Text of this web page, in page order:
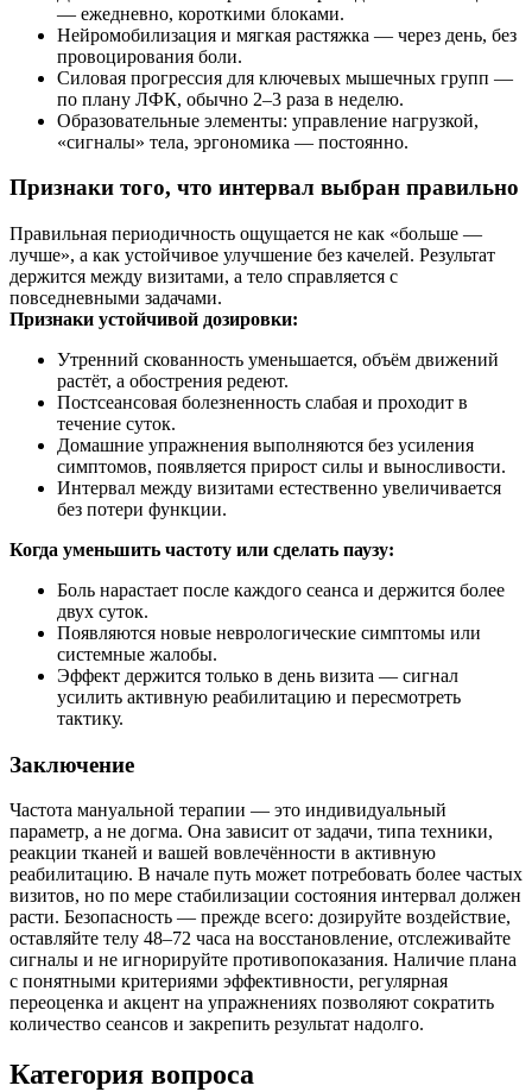
— ежедневно, короткими блоками.
Нейромобилизация и мягкая растяжка — через день, без
провоцирования боли.
Силовая прогрессия для ключевых мышечных групп —
по плану ЛФК, обычно 2–3 раза в неделю.
Образовательные элементы: управление нагрузкой,
«сигналы» тела, эргономика — постоянно.
Признаки того, что интервал выбран правильно
Правильная периодичность ощущается не как «больше —
лучше», а как устойчивое улучшение без качелей. Результат
держится между визитами, а тело справляется с
повседневными задачами.
Признаки устойчивой дозировки:
Утренний скованность уменьшается, объём движений
растёт, а обострения редеют.
Постсеансовая болезненность слабая и проходит в
течение суток.
Домашние упражнения выполняются без усиления
симптомов, появляется прирост силы и выносливости.
Интервал между визитами естественно увеличивается
без потери функции.
Когда уменьшить частоту или сделать паузу:
Боль нарастает после каждого сеанса и держится более
двух суток.
Появляются новые неврологические симптомы или
системные жалобы.
Эффект держится только в день визита — сигнал
усилить активную реабилитацию и пересмотреть
тактику.
Заключение
Частота мануальной терапии — это индивидуальный
параметр, а не догма. Она зависит от задачи, типа техники,
реакции тканей и вашей вовлечённости в активную
реабилитацию. В начале путь может потребовать более частых
визитов, но по мере стабилизации состояния интервал должен
расти. Безопасность — прежде всего: дозируйте воздействие,
оставляйте телу 48–72 часа на восстановление, отслеживайте
сигналы и не игнорируйте противопоказания. Наличие плана
с понятными критериями эффективности, регулярная
переоценка и акцент на упражнениях позволяют сократить
количество сеансов и закрепить результат надолго.
Категория вопроса